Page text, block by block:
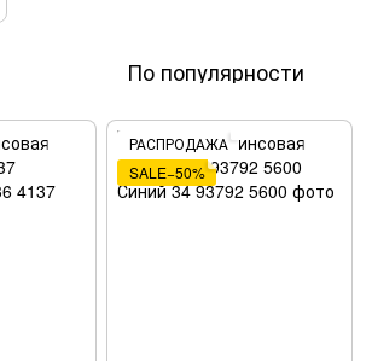
По популярности
РАСПРОДАЖА
SALE−50%